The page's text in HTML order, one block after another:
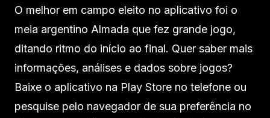
O melhor em campo eleito no aplicativo foi o
meia argentino Almada que fez grande jogo,
ditando ritmo do início ao final. Quer saber mais
informações, análises e dados sobre jogos?
Baixe o aplicativo na Play Store no telefone ou
pesquise pelo navegador de sua preferência no